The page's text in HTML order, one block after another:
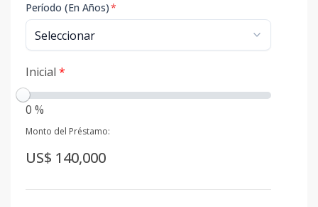
Período (En Años)*
Inicial *
0 %
Monto del Préstamo:
US$ 140,000